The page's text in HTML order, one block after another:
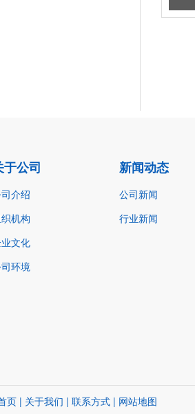
于公司
介绍
机构
文化
环境
新闻动态
公司新闻
行业新闻
页 | 关于我们 | 联系方式 | 网站地图